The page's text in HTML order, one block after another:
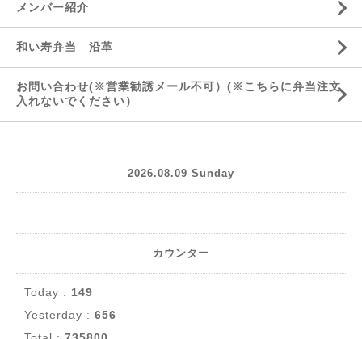
メンバー紹介
和い寿弁当 沿革
お問い合わせ(※営業勧誘メール不可）(※こちらに弁当注文
入れないでください）
2026.08.09 Sunday
カウンター
Today : 149
Yesterday : 656